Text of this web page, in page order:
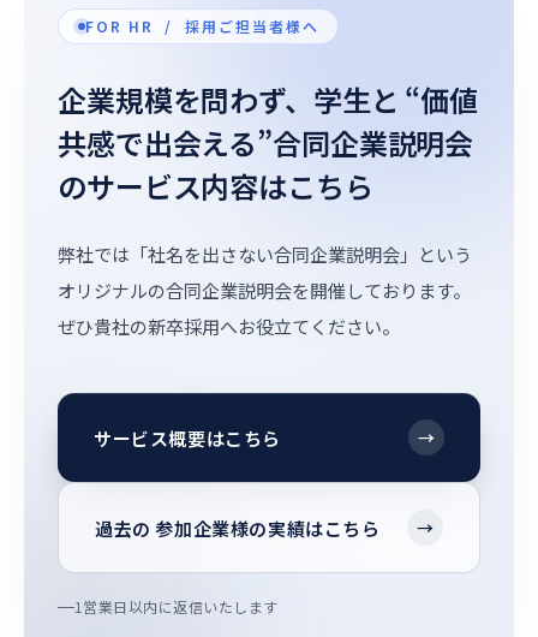
FOR HR / 採用ご担当者様へ
企業規模を問わず、学生と “価値
共感で出会える”合同企業説明会
のサービス内容はこちら
弊社では「社名を出さない合同企業説明会」という
オリジナルの合同企業説明会を開催しております。
ぜひ貴社の新卒採用へお役立てください。
サービス概要はこちら →
過去の 参加企業様の実績はこちら →
1営業日以内に返信いたします